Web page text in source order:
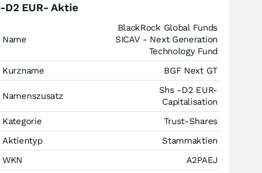
-D2 EUR- Aktie
Name
BlackRock Global Funds
SICAV - Next Generation
Technology Fund
Kurzname
BGF Next GT
Namenszusatz
Shs -D2 EUR-
Capitalisation
Kategorie
Trust-Shares
Aktientyp
Stammaktien
WKN
A2PAEJ